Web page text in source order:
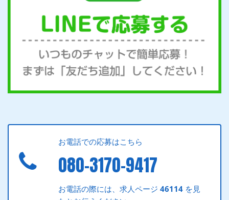
お電話での応募はこちら
080-3170-9417
お電話の際には、求人ページ46114 を見